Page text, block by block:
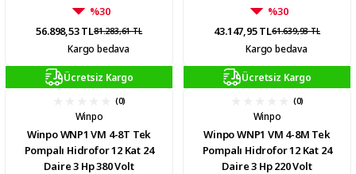
%30
56.898,53 TL81.283,61 TL
Kargo bedava
%30
43.147,95 TL61.639,93 TL
Kargo bedava
Ücretsiz Kargo
(0)
Winpo
Winpo WNP1 VM 4-8T Tek
Pompalı Hidrofor 12 Kat 24
Daire 3 Hp 380 Volt
Ücretsiz Kargo
(0)
Winpo
Winpo WNP1 VM 4-8M Tek
Pompalı Hidrofor 12 Kat 24
Daire 3 Hp 220 Volt